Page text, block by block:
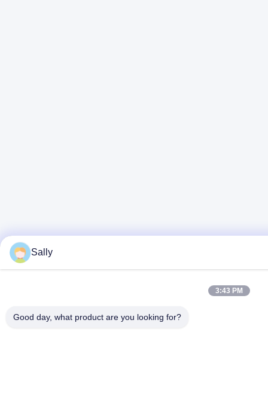
Sally
3:43 PM
Good day, what product are you looking for?